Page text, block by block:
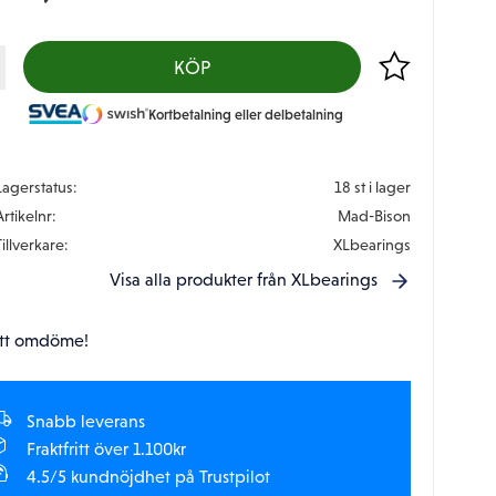
KÖP Lägg till i
Kortbetalning eller delbetalning
18 st i lager
Mad-Bison
XLbearings
Visa alla produkter från XLbearings
omdöme!
Snabb leverans
Fraktfritt över 1.100kr
4.5/5 kundnöjdhet på Trustpilot